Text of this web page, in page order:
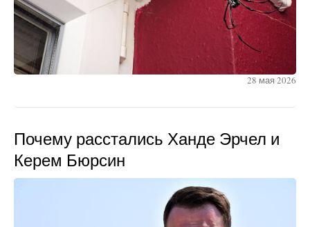
28 мая 2026
Почему расстались Ханде Эрчел и
Керем Бюрсин